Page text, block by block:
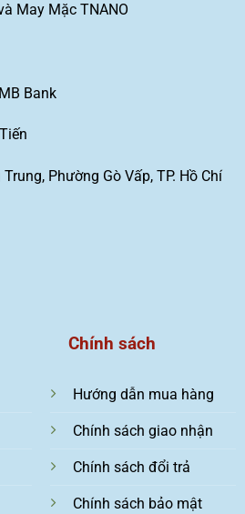
May Mặc TNANO
Bank
Phường Gò Vấp, TP. Hồ Chí
Chính sách
Hướng dẫn mua hàng
Chính sách giao nhận
Chính sách đổi trả
Chính sách bảo mật